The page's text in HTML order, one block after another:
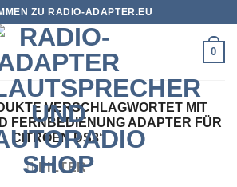
ZU RADIO-ADAPTER.EU
0
VERSCHLAGWORTET MIT
FERNBEDIENUNG ADAPTER FÜR
CITROEN DS3“
FILTER